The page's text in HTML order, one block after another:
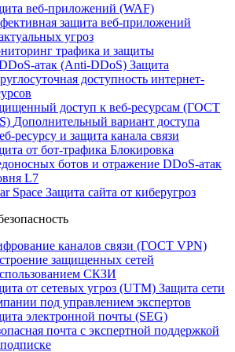
веб-приложений (WAF)
защита веб-приложений
угроз
трафика и защиты
(Anti‑DDoS) Защита
доступность интернет-
доступ к веб-ресурсам (ГОСТ
Дополнительный вариант доступа
и защита канала связи
от бот‑трафика Блокировка
ботов и отражение DDoS‑атак
L7
Space Защита сайта от киберугроз
каналов связи (ГОСТ VPN)
защищенных сетей
СКЗИ
от сетевых угроз (UTM) Защита сети
под управлением экспертов
электронной почты (SEG)
почта с экспертной поддержкой